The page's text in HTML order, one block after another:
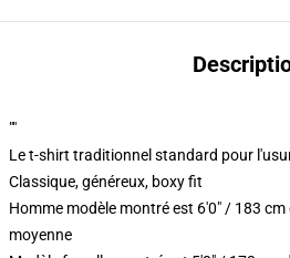
""
Le t-shirt traditionnel standard pour
Classique, généreux, boxy fit
Homme modèle montré est 6'0" / 183
moyenne